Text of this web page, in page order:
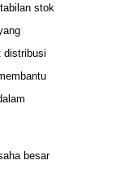
stok
distribusi
besar